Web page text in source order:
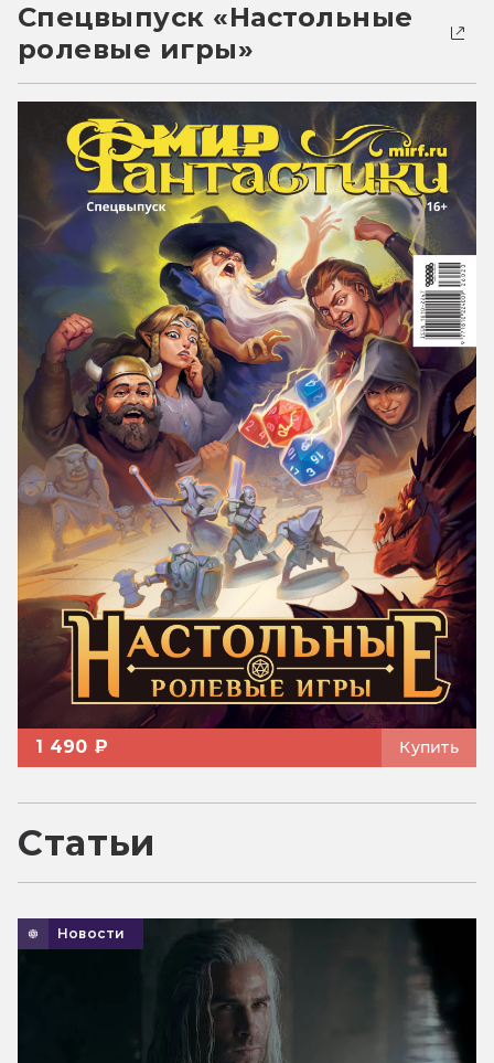
Спецвыпуск «Настольные
ролевые игры»
1 490 ₽ Купить
Статьи
Новости